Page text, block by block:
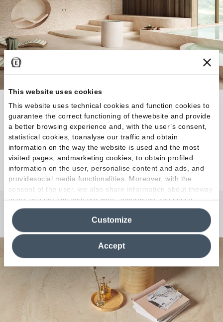
This website uses cookies
This website uses technical cookies and function cookies to
guarantee the correct functioning of thewebsite and provide
a better browsing experience and, with the user’s consent,
statistical cookies, toanalyse our traffic and obtain
information on the way the website is used and the most
visited pages, andmarketing cookies, to obtain profiled
information on the user, personalise content and ads, and
providesocial media functionalities. Moreover, with the
consent of the user, we also share information about theway
users use our site with our web, advertising and social
media analytics partners, who may combine itwith other
information in their possession. By closing this banner,
clicking on "Reject", it will be possible tocontinue browsing
the site after installing only technical cookies. For more
information see the
Cookie Policy
Accept
Customize
Caracterizada por presentar esponjados, capas y
vetas cortas la estética de Salt Stone interpreta el
carácter rico y vivo de las placas salinas naturales.
Descubra la colección
¿Curiosidades o Preguntas?